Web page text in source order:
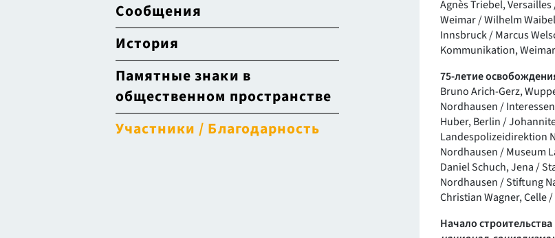
Сообщения
История
Памятные знаки в
общественном пространстве
Участники / Благодарность
Agnès Triebel,
Weimar / Wilhelm
Innsbruck / Marcus
Kommunikation, Weimar
75-летие
Bruno Arich-Gerz,
Nordhausen /
Huber, Berlin /
Landespolizeidirektion
Nordhausen / Museum
Daniel Schuch, Jena /
Nordhausen / Stiftung
Christian Wagner, Celle
Начало строительства